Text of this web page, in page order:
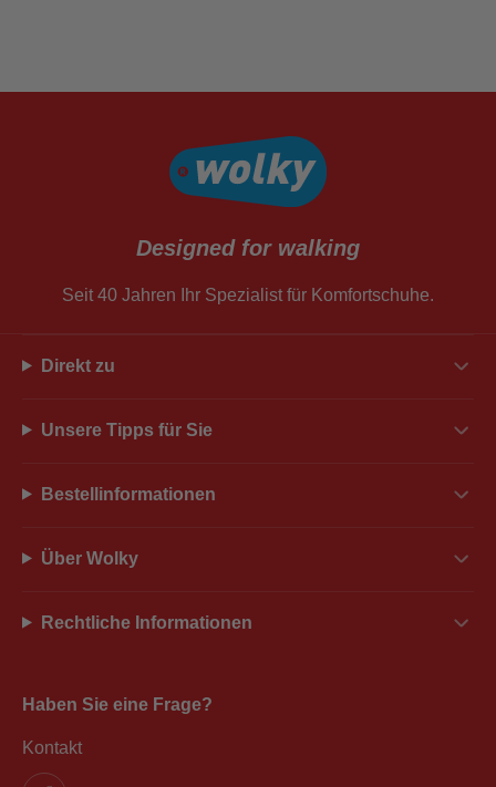
Designed for walking
Seit 40 Jahren Ihr Spezialist für Komfortschuhe.
Direkt zu
Unsere Tipps für Sie
Bestellinformationen
Über Wolky
Rechtliche Informationen
Haben Sie eine Frage?
Kontakt